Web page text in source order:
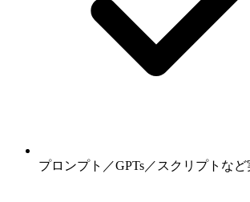
プロンプト／GPTs／スクリプトな